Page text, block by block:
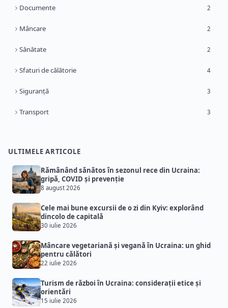
Documente 2
Mâncare 2
Sănătate 2
Sfaturi de călătorie 4
Siguranță 3
Transport 3
ULTIMELE ARTICOLE
Rămânând sănătos în sezonul rece din Ucraina:
gripă, COVID și prevenție
8 august 2026
Cele mai bune excursii de o zi din Kyiv: explorând
dincolo de capitală
30 iulie 2026
Mâncare vegetariană și vegană în Ucraina: un ghid
pentru călători
22 iulie 2026
Turism de război în Ucraina: considerații etice și
orientări
15 iulie 2026